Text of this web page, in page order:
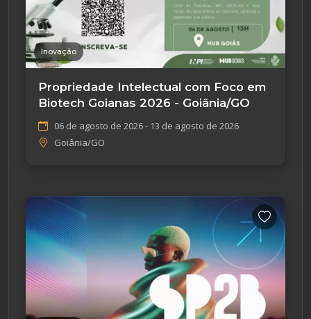
Inovação
Propriedade Intelectual com Foco em
Biotech Goianas 2026 - Goiânia/GO
06 de agosto de 2026 - 13 de agosto de 2026
Goiânia/GO